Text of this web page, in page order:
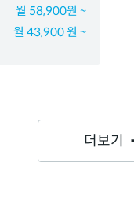
월 58,900원 ~
월 43,900 원 ~
더보기